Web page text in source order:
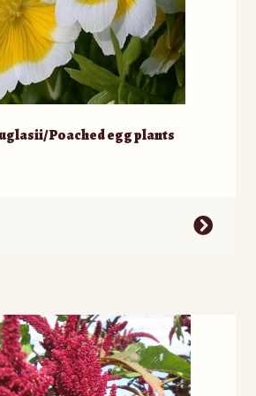
Poached egg plants